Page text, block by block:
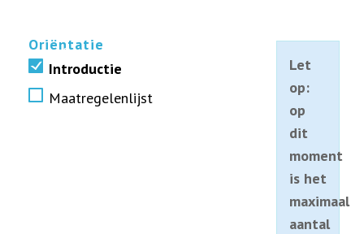
erfemissie Groningen
Oriëntatie
Introductie
Maatregelenlijst
Let
op:
op
dit
moment
is het
maximaal
aantal